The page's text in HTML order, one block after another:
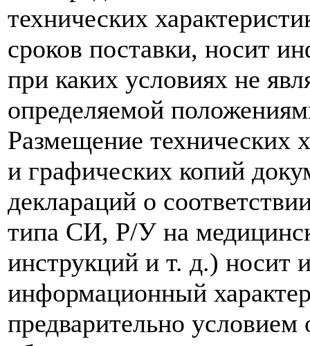
технических
сроков поставки, носит
при каких условиях не
определяемой
Размещение технических
и графических копий
деклараций о
типа СИ, Р/У на
инструкций и т. д.) носит
информационный
предварительно условием